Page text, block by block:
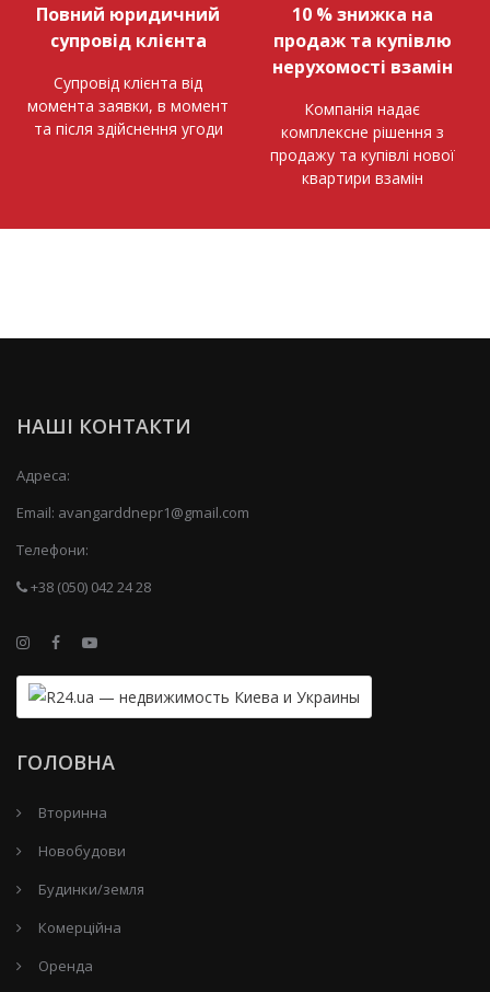
Повний юридичний
супровід клієнта
Супровід клієнта від
момента заявки, в момент
та після здійснення угоди
10 % знижка на
продаж та купівлю
нерухомості взамін
Компанія надає
комплексне рішення з
продажу та купівлі нової
квартири взамін
НАШІ КОНТАКТИ
Адреса:
Email: avangarddnepr1@gmail.com
Телефони:
+38 (050) 042 24 28
ГОЛОВНА
Вторинна
Новобудови
Будинки/земля
Комерційна
Оренда